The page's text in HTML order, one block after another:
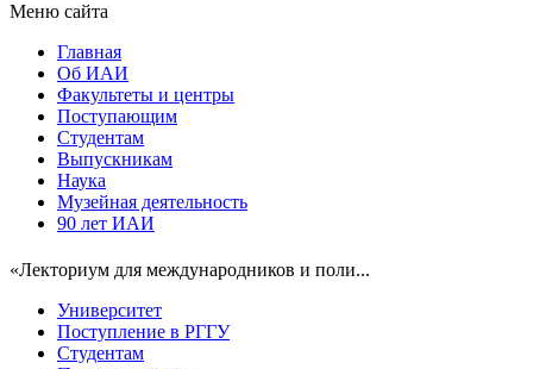
Меню сайта
Главная
Об ИАИ
Факультеты и центры
Поступающим
Студентам
Выпускникам
Наука
Музейная деятельность
90 лет ИАИ
«Лекториум для международников и поли...
Университет
Поступление в РГГУ
Студентам